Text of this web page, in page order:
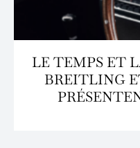
LE TEMPS ET
BREITLING